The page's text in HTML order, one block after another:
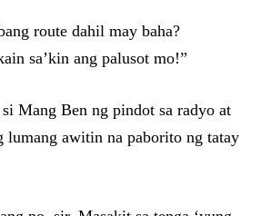
route dahil may baha?
sa’kin ang palusot mo!”
Mang Ben ng pindot sa radyo at
lumang awitin na paborito ng tatay